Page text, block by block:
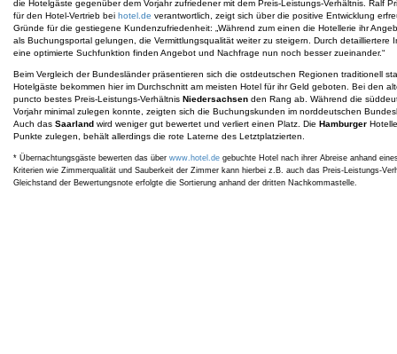
die Hotelgäste gegenüber dem Vorjahr zufriedener mit dem Preis-Leistungs-Verhältnis. Ralf
für den Hotel-Vertrieb bei hotel.de verantwortlich, zeigt sich über die positive Entwicklung
Gründe für die gestiegene Kundenzufriedenheit: „Während zum einen die Hotellerie ihr
als Buchungsportal gelungen, die Vermittlungsqualität weiter zu steigern. Durch detailliertere
eine optimierte Suchfunktion finden Angebot und Nachfrage nun noch besser zueinander.“
Beim Vergleich der Bundesländer präsentieren sich die ostdeutschen Regionen traditionell
Hotelgäste bekommen hier im Durchschnitt am meisten Hotel für ihr Geld geboten. Bei den
puncto bestes Preis-Leistungs-Verhältnis Niedersachsen den Rang ab. Während die
Vorjahr minimal zulegen konnte, zeigten sich die Buchungskunden im norddeutschen
Auch das Saarland wird weniger gut bewertet und verliert einen Platz. Die Hamburger
Punkte zulegen, behält allerdings die rote Laterne des Letztplatzierten.
* Übernachtungsgäste bewerten das über www.hotel.de gebuchte Hotel nach ihrer Abreise anhand
Kriterien wie Zimmerqualität und Sauberkeit der Zimmer kann hierbei z.B. auch das Preis-Leistungs-
Gleichstand der Bewertungsnote erfolgte die Sortierung anhand der dritten Nachkommastelle.